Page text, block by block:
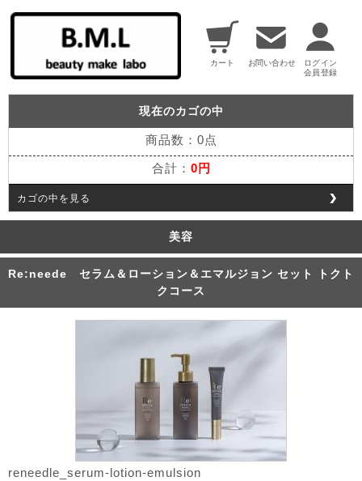
現在のカゴの中
商品数：0点
合計： 0円
カゴの中を見る
美容
Re:neede セラム＆ローション＆エマルジョン セット トクト
クコース
reneedle_serum-lotion-emulsion